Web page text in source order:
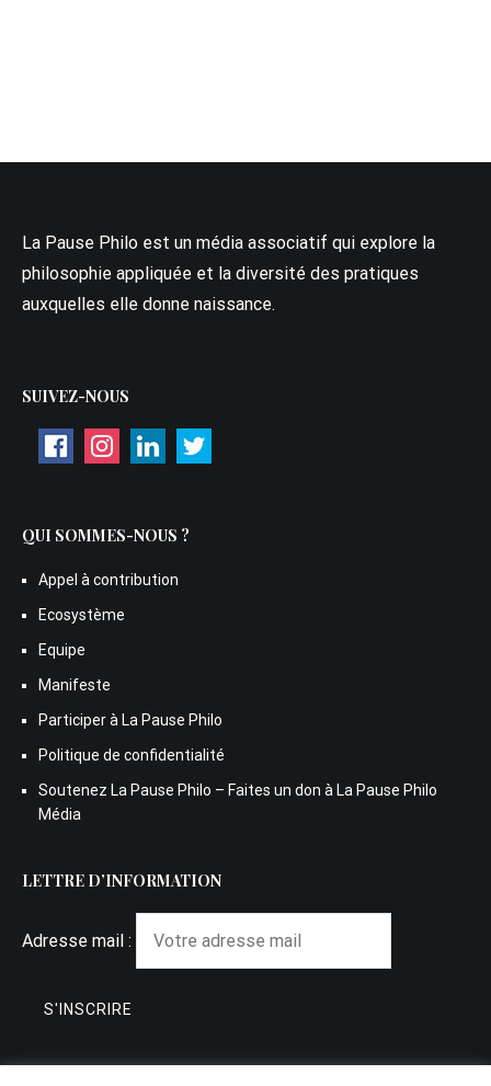
La Pause Philo est un média associatif qui explore la
philosophie appliquée et la diversité des pratiques
auxquelles elle donne naissance.
SUIVEZ-NOUS
QUI SOMMES-NOUS ?
Appel à contribution
Ecosystème
Equipe
Manifeste
Participer à La Pause Philo
Politique de confidentialité
Soutenez La Pause Philo – Faites un don à La Pause Philo
Média
LETTRE D’INFORMATION
Adresse mail :